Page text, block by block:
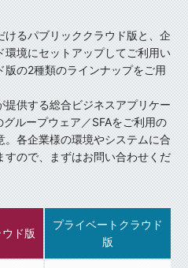
けるパブリッククラウド版と、企
境にセットアップしてご利用い
の2種類のラインナップをご用
供する総合ビジネスアプリケー
ループウェア／SFAをご利用の
各企業様の環境やシステムに合
すので、まずはお問い合わせくだ
ド版
プライベートクラウド
版